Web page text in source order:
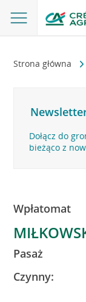
Strona główna
Dołącz do
bieżąco z
Wpłatomat
Pasaż
Czynny: